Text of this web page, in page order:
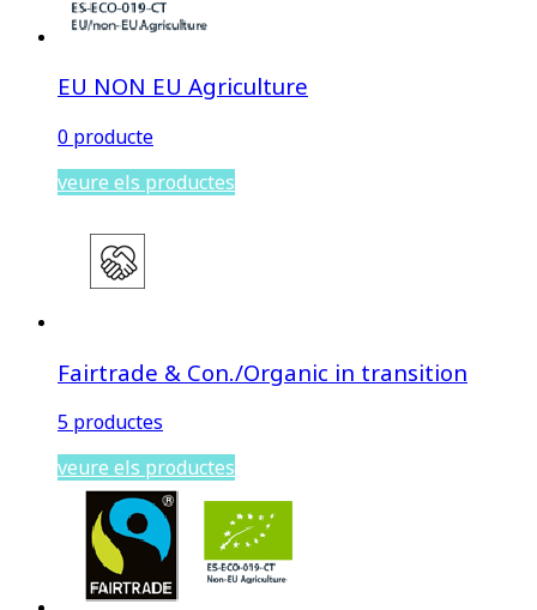
EU NON EU Agriculture
0 producte
veure els productes
Fairtrade & Con./Organic in transition
5 productes
veure els productes